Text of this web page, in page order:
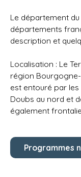
Le département du
départements
description et
Localisation : Le
région Bourgogne-
est entouré par les
Doubs au nord et
également
Programmes